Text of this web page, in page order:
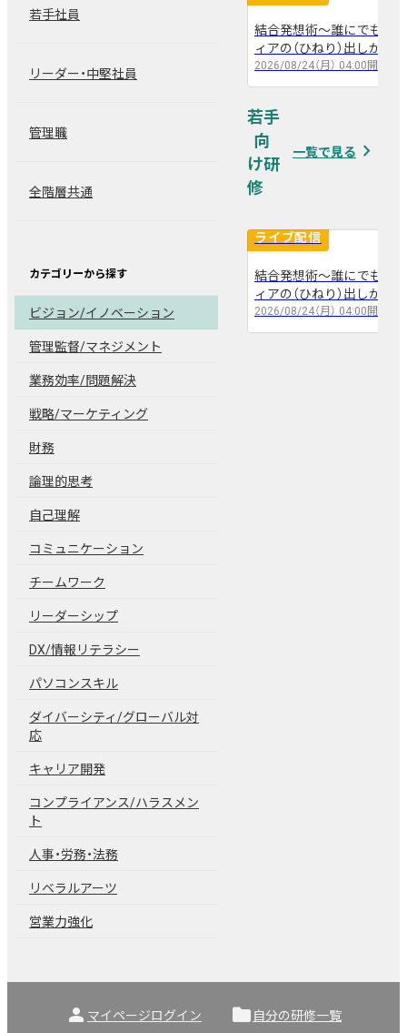
若手社員
リーダー・中堅社員
管理職
全階層共通
カテゴリーから探す
ビジョン/イノベーション
管理監督/マネジメント
業務効率/問題解決
戦略/マーケティング
財務
論理的思考
自己理解
コミュニケーション
チームワーク
リーダーシップ
DX/情報リテラシー
パソコンスキル
ダイバーシティ/グローバル対
応
キャリア開発
コンプライアンス/ハラスメン
ト
人事・労務・法務
リベラルアーツ
営業力強化
arrow_back
結合発想術～誰にでも出
ィアの（ひねり）出しかた～
2026/08/24（月） 04:00 開催
arrow_forward
若手
一覧で見る navigate_next
arrow_back
ライブ配信
結合発想術～誰にでも出
ィアの（ひねり）出しかた～
2026/08/24（月） 04:00 開催
arrow_forward
person マイページログイン folder 自分の研修一覧